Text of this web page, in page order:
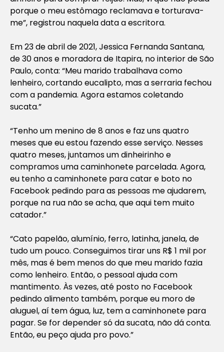
porque o meu estômago reclamava e torturava-
me”, registrou naquela data a escritora.
Em 23 de abril de 2021, Jessica Fernanda Santana,
de 30 anos e moradora de Itapira, no interior de São
Paulo, conta: “Meu marido trabalhava como
lenheiro, cortando eucalipto, mas a serraria fechou
com a pandemia. Agora estamos coletando
sucata.”
“Tenho um menino de 8 anos e faz uns quatro
meses que eu estou fazendo esse serviço. Nesses
quatro meses, juntamos um dinheirinho e
compramos uma caminhonete parcelada. Agora,
eu tenho a caminhonete para catar e boto no
Facebook pedindo para as pessoas me ajudarem,
porque na rua não se acha, que aqui tem muito
catador.”
“Cato papelão, alumínio, ferro, latinha, janela, de
tudo um pouco. Conseguimos tirar uns R$ 1 mil por
mês, mas é bem menos do que meu marido fazia
como lenheiro. Então, o pessoal ajuda com
mantimento. Às vezes, até posto no Facebook
pedindo alimento também, porque eu moro de
aluguel, aí tem água, luz, tem a caminhonete para
pagar. Se for depender só da sucata, não dá conta.
Então, eu peço ajuda pro povo.”